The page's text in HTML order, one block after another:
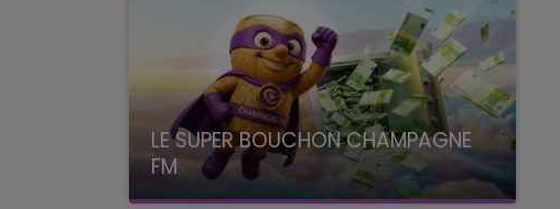
LE SUPER BOUCHON CHAMPAGNE
FM
avec La Famille Champagne FM, à 8H10